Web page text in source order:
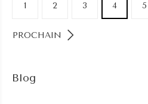
1 2 3 4 5
PROCHAIN
Blog